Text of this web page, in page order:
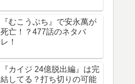
『むこうぶち』で安永萬が
死亡！？477話のネタバ
レ！
『カイジ 24億脱出編』は完
結してる？打ち切りの可能